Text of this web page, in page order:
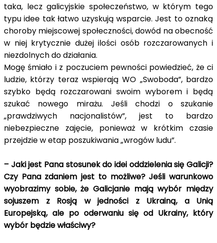
taka, lecz galicyjskie społeczeństwo, w którym tego
typu idee tak łatwo uzyskują wsparcie. Jest to oznaką
choroby miejscowej społeczności, dowód na obecność
w niej krytycznie dużej ilości osób rozczarowanych i
niezdolnych do działania.
Mogę śmiało i z poczuciem pewności powiedzieć, że ci
ludzie, którzy teraz wspierają WO „Swoboda”, bardzo
szybko będą rozczarowani swoim wyborem i będą
szukać nowego mirażu. Jeśli chodzi o szukanie
„prawdziwych nacjonalistów”, jest to bardzo
niebezpieczne zajęcie, ponieważ w krótkim czasie
przejdzie w etap poszukiwania „wrogów ludu”.
– Jaki jest Pana stosunek do idei oddzielenia się Galicji?
Czy Pana zdaniem jest to możliwe? Jeśli warunkowo
wyobrazimy sobie, że Galicjanie mają wybór między
sojuszem z Rosją w jedności z Ukrainą, a Unią
Europejską, ale po oderwaniu się od Ukrainy, który
wybór będzie właściwy?